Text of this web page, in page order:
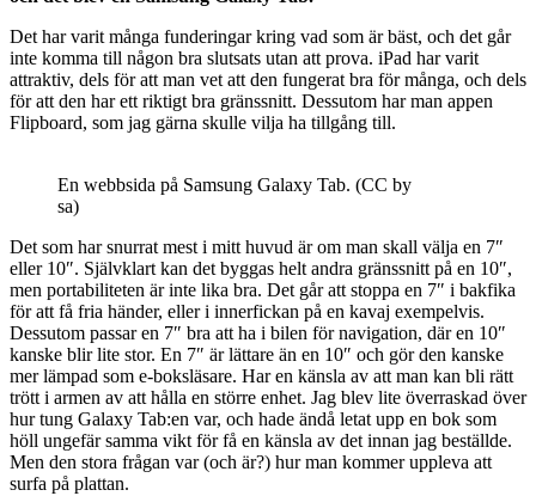
Det har varit många funderingar kring vad som är bäst, och det går
inte komma till någon bra slutsats utan att prova. iPad har varit
attraktiv, dels för att man vet att den fungerat bra för många, och dels
för att den har ett riktigt bra gränssnitt. Dessutom har man appen
Flipboard, som jag gärna skulle vilja ha tillgång till.
En webbsida på Samsung Galaxy Tab. (CC by
sa)
Det som har snurrat mest i mitt huvud är om man skall välja en 7″
eller 10″. Självklart kan det byggas helt andra gränssnitt på en 10″,
men portabiliteten är inte lika bra. Det går att stoppa en 7″ i bakfika
för att få fria händer, eller i innerfickan på en kavaj exempelvis.
Dessutom passar en 7″ bra att ha i bilen för navigation, där en 10″
kanske blir lite stor. En 7″ är lättare än en 10″ och gör den kanske
mer lämpad som e-boksläsare. Har en känsla av att man kan bli rätt
trött i armen av att hålla en större enhet. Jag blev lite överraskad över
hur tung Galaxy Tab:en var, och hade ändå letat upp en bok som
höll ungefär samma vikt för få en känsla av det innan jag beställde.
Men den stora frågan var (och är?) hur man kommer uppleva att
surfa på plattan.